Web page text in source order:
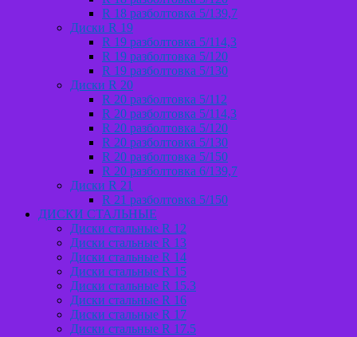
R 18 разболтовка 5/139,7
Диски R 19
R 19 разболтовка 5/114,3
R 19 разболтовка 5/120
R 19 разболтовка 5/130
Диски R 20
R 20 разболтовка 5/112
R 20 разболтовка 5/114,3
R 20 разболтовка 5/120
R 20 разболтовка 5/130
R 20 разболтовка 5/150
R 20 разболтовка 6/139,7
Диски R 21
R 21 разболтовка 5/150
ДИСКИ СТАЛЬНЫЕ
Диски стальные R 12
Диски стальные R 13
Диски стальные R 14
Диски стальные R 15
Диски стальные R 15.3
Диски стальные R 16
Диски стальные R 17
Диски стальные R 17.5